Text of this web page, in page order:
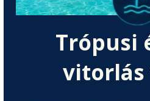
Trópusi